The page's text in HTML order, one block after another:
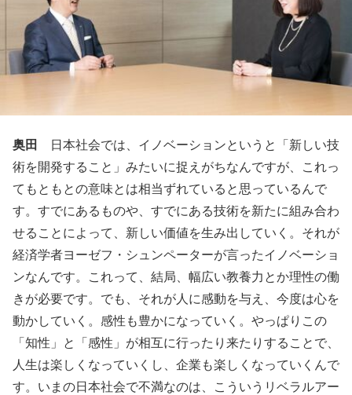
奥田
日本社会では、イノベーションというと「新しい技
術を開発すること」みたいに捉えがちなんですが、これっ
てもともとの意味とは相当ずれていると思っているんで
す。すでにあるものや、すでにある技術を新たに組み合わ
せることによって、新しい価値を生み出していく。それが
経済学者ヨーゼフ・シュンペーターが言ったイノベーショ
ンなんです。これって、結局、幅広い教養力とか理性の働
きが必要です。でも、それが人に感動を与え、今度は心を
動かしていく。感性も豊かになっていく。やっぱりこの
「知性」と「感性」が相互に行ったり来たりすることで、
人生は楽しくなっていくし、企業も楽しくなっていくんで
す。いまの日本社会で不満なのは、こういうリベラルアー